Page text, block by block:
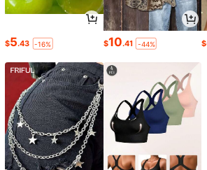
$5.43 -16% $10.41 -44% $